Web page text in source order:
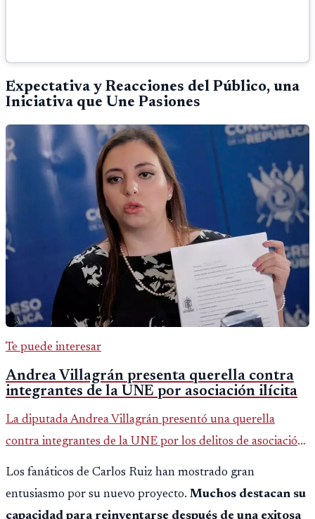
Expectativa y Reacciones del Público, una
Iniciativa que Une Pasiones
Te puede interesar
Andrea Villagrán presenta querella contra
integrantes de la UNE por asociación ilícita
La diputada Andrea Villagrán presentó una querella
contra integrantes de la UNE por los delitos de asociación
Los fanáticos de Carlos Ruiz han mostrado gran
entusiasmo por su nuevo proyecto. Muchos destacan su
capacidad para reinventarse después de una exitosa